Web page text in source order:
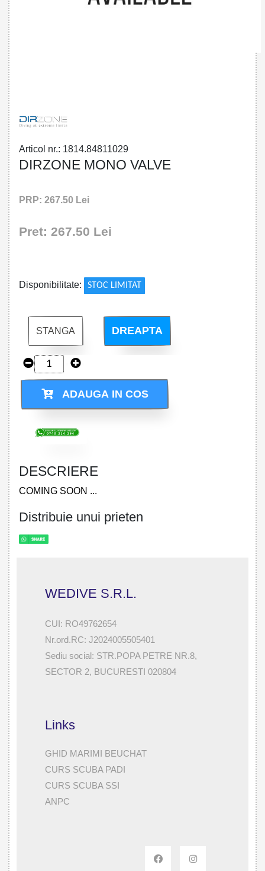
Articol nr.: 1814.84811029
DIRZONE MONO VALVE
PRP: 267.50 Lei
Pret: 267.50 Lei
Disponibilitate: STOC LIMITAT
STANGA DREAPTA
ADAUGA IN COS
DESCRIERE
COMING SOON ...
Distribuie unui prieten
WEDIVE S.R.L.
CUI: RO49762654
Nr.ord.RC: J2024005505401
Sediu social: STR.POPA PETRE NR.8,
SECTOR 2, BUCURESTI 020804
Links
GHID MARIMI BEUCHAT
CURS SCUBA PADI
CURS SCUBA SSI
ANPC